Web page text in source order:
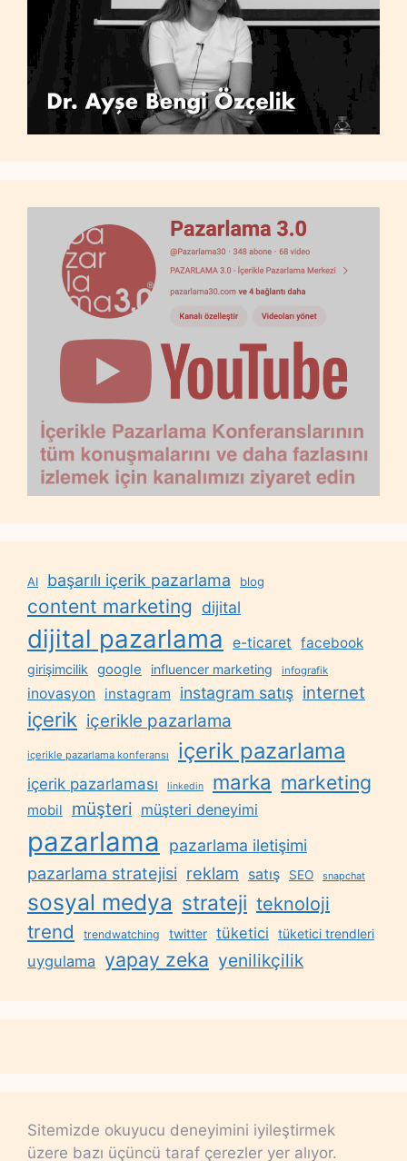
AI başarılı içerik pazarlama blog
content marketing dijital
dijital pazarlama e-ticaret facebook
girişimcilik google influencer marketing infografik
inovasyon instagram instagram satış internet
içerik içerikle pazarlama
içerikle pazarlama konferansı içerik pazarlama
içerik pazarlaması linkedin marka marketing
mobil müşteri müşteri deneyimi
pazarlama
pazarlama iletişimi
pazarlama stratejisi reklam satış SEO snapchat
sosyal medya strateji teknoloji
trend trendwatching twitter tüketici tüketici trendleri
uygulama yapay zeka yenilikçilik
Sitemizde okuyucu deneyimini iyileştirmek
üzere bazı üçüncü taraf çerezler yer alıyor.